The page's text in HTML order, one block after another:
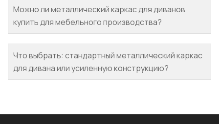
Можно ли металлический каркас для диванов
купить для мебельного производства?
Что выбрать: стандартный металлический каркас
для дивана или усиленную конструкцию?